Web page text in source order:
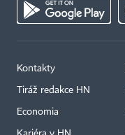
Kontakty
Tiráž redakce HN
Economia